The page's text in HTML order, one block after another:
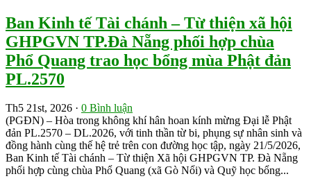
Ban Kinh tế Tài chánh – Từ thiện xã hội
GHPGVN TP.Đà Nẵng phối hợp chùa
Phổ Quang trao học bổng mùa Phật đản
PL.2570
Th5 21st, 2026 · 0 Bình luận
(PGĐN) – Hòa trong không khí hân hoan kính mừng Đại lễ Phật
đản PL.2570 – DL.2026, với tinh thần từ bi, phụng sự nhân sinh và
đồng hành cùng thế hệ trẻ trên con đường học tập, ngày 21/5/2026,
Ban Kinh tế Tài chánh – Từ thiện Xã hội GHPGVN TP. Đà Nẵng
phối hợp cùng chùa Phổ Quang (xã Gò Nổi) và Quỹ học bổng...